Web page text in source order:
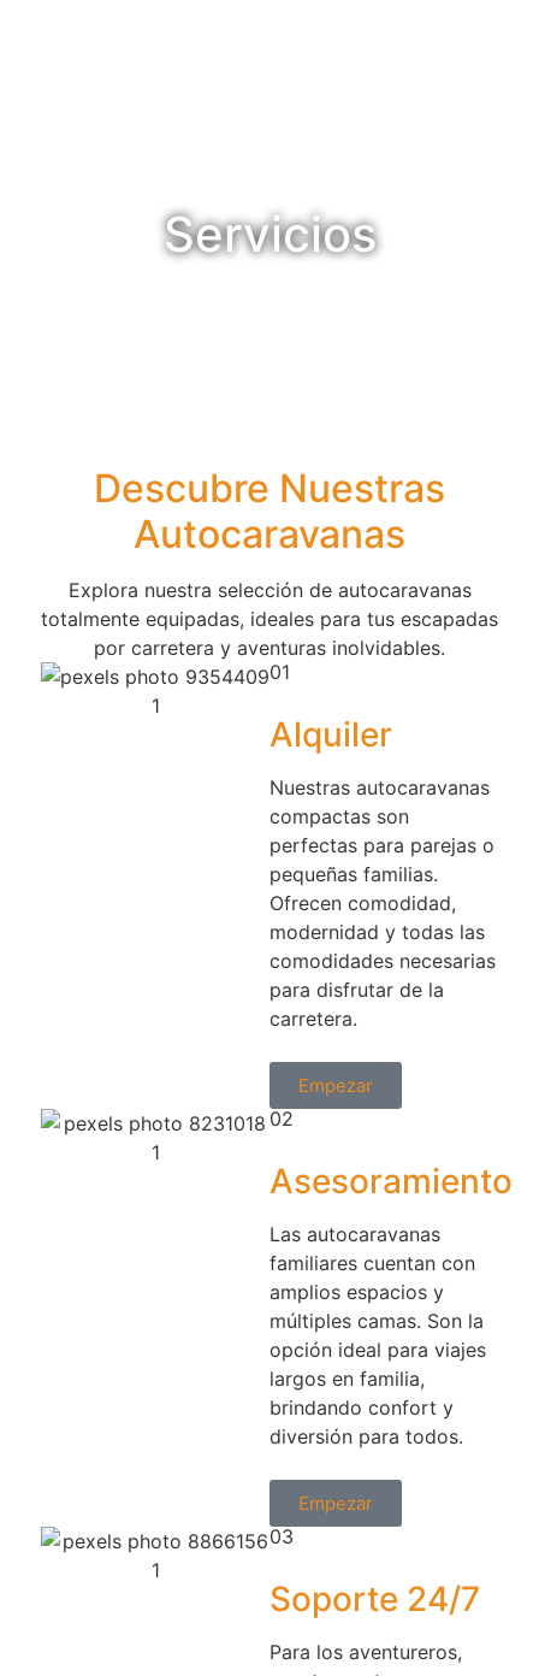
Servicios
Descubre Nuestras
Autocaravanas​
Explora nuestra selección de autocaravanas
totalmente equipadas, ideales para tus escapadas
por carretera y aventuras inolvidables.​
01
Alquiler​
Nuestras autocaravanas
compactas son
perfectas para parejas o
pequeñas familias.
Ofrecen comodidad,
modernidad y todas las
comodidades necesarias
para disfrutar de la
carretera. ​
Empezar
02
Asesoramiento
Las autocaravanas
familiares cuentan con
amplios espacios y
múltiples camas. Son la
opción ideal para viajes
largos en familia,
brindando confort y
diversión para todos.
Empezar
03
Soporte 24/7
Para los aventureros,